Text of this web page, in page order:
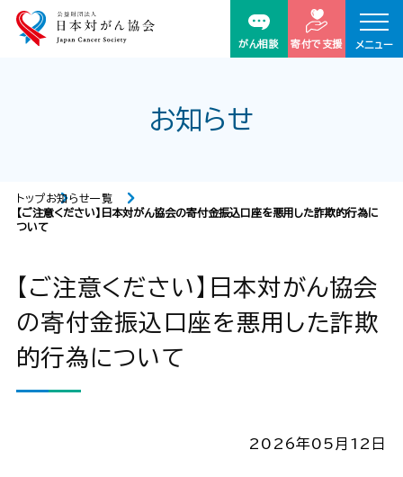
がん相談 寄付で支援 メニュー
お知らせ
トップお知らせ一覧
【ご注意ください】日本対がん協会の寄付金振込口座を悪用した詐欺的行為に
ついて
【ご注意ください】日本対がん協会
の寄付金振込口座を悪用した詐欺
的行為について
2026年05月12日